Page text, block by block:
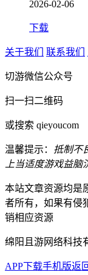
2026-02-06
下载
关于我们 联系我们
切游微信公众号
扫一扫二维码
或搜索 qieyoucom
温馨提示： 抵制不
上当适度游戏益脑
本站文章资源均是
者所有，如果有侵
销相应资源
绵阳且游网络科技
APP下载手机版返